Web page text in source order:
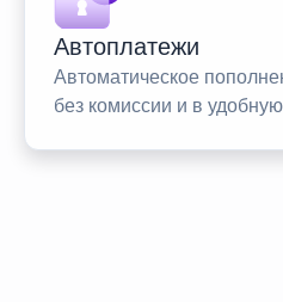
Автоплатежи
Автоматическое
без комиссии и в